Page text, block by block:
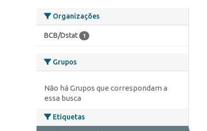
Organizações
BCB/Dstat 1
Grupos
Não há Grupos que correspondam a
essa busca
Etiquetas